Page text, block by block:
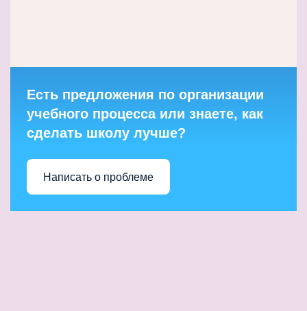
Есть предложения по организации
учебного процесса или знаете, как
сделать школу лучше?
Написать о проблеме